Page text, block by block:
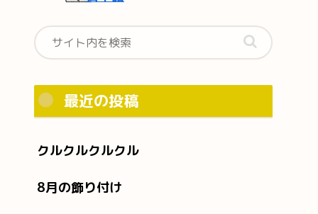
最近の投稿
クルクルクルクル
8月の飾り付け